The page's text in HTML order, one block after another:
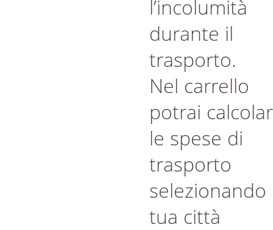
l’incolumità
durante il
trasporto.
Nel carrello
potrai
le spese di
trasporto
selezionando
tua città